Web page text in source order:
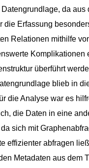
da aus
die Erfassung
Relationen mithilfe
Komplikationen
überführt
blieb in
die Analyse war es
die Daten in eine
sich mit
effizienter abfragen
Metadaten aus dem